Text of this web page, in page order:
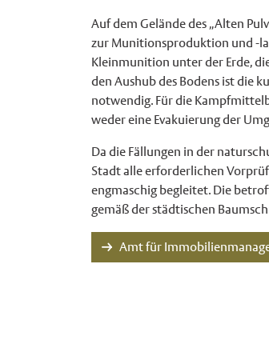
Auf dem Gelände des „Alten
zur Munitionsproduktion und -
Kleinmunition unter der Erde,
den Aushub des Bodens ist die
notwendig. Für die
weder eine Evakuierung der
Da die Fällungen in der
Stadt alle erforderlichen
engmaschig begleitet. Die
gemäß der städtischen
Amt für